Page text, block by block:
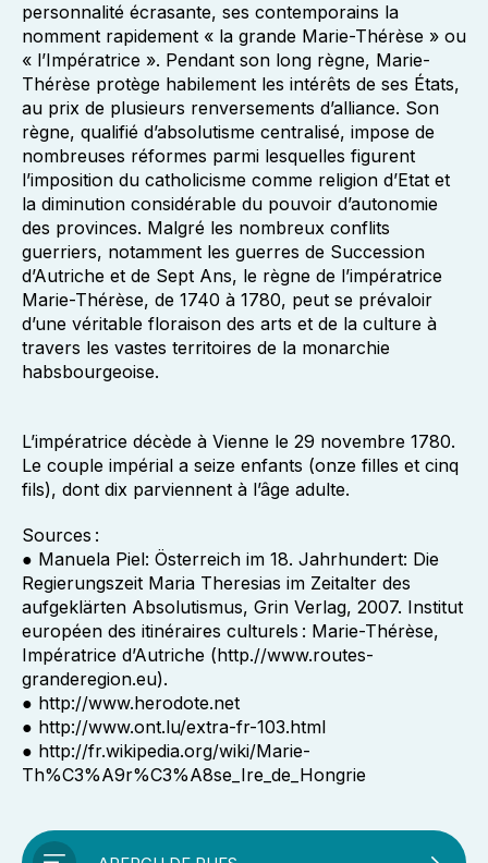
personnalité écrasante, ses contemporains la
nomment rapidement « la grande Marie-Thérèse » ou
« l’Impératrice ». Pendant son long règne, Marie-
Thérèse protège habilement les intérêts de ses États,
au prix de plusieurs renversements d’alliance. Son
règne, qualifié d’absolutisme centralisé, impose de
nombreuses réformes parmi lesquelles figurent
l’imposition du catholicisme comme religion d’Etat et
la diminution considérable du pouvoir d’autonomie
des provinces. Malgré les nombreux conflits
guerriers, notamment les guerres de Succession
d’Autriche et de Sept Ans, le règne de l’impératrice
Marie-Thérèse, de 1740 à 1780, peut se prévaloir
d’une véritable floraison des arts et de la culture à
travers les vastes territoires de la monarchie
habsbourgeoise.
L’impératrice décède à Vienne le 29 novembre 1780.
Le couple impérial a seize enfants (onze filles et cinq
fils), dont dix parviennent à l’âge adulte.
Sources :
● Manuela Piel: Österreich im 18. Jahrhundert: Die
Regierungszeit Maria Theresias im Zeitalter des
aufgeklärten Absolutismus, Grin Verlag, 2007. Institut
européen des itinéraires culturels : Marie-Thérèse,
Impératrice d’Autriche (http.//www.routes-
granderegion.eu).
● http://www.herodote.net
● http://www.ont.lu/extra-fr-103.html
● http://fr.wikipedia.org/wiki/Marie-
Th%C3%A9r%C3%A8se_Ire_de_Hongrie